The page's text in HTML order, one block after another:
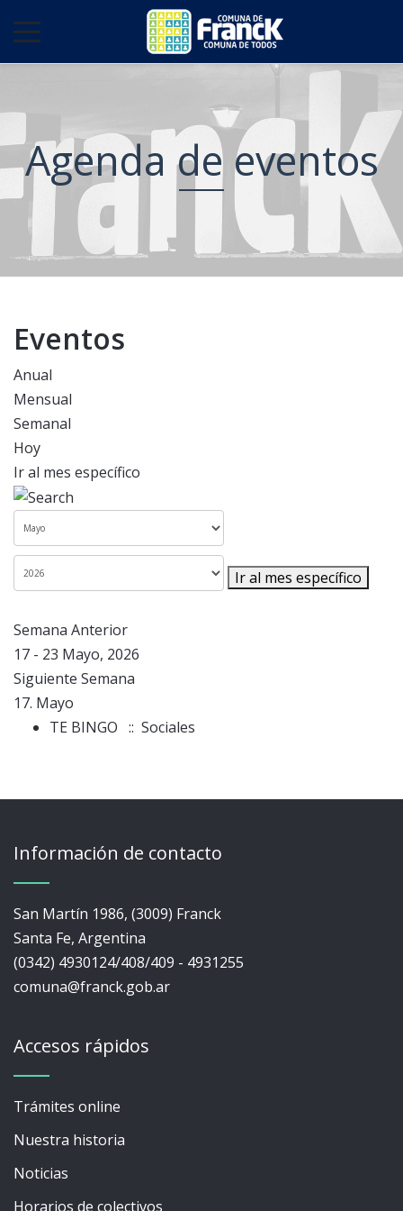
Agenda de eventos
Eventos
Anual
Mensual
Semanal
Hoy
Ir al mes específico
Ir al mes específico
Semana Anterior
17 - 23 Mayo, 2026
Siguiente Semana
17. Mayo
TE BINGO :: Sociales
Información de contacto
San Martín 1986, (3009) Franck
Santa Fe, Argentina
(0342) 4930124/408/409 - 4931255
comuna@franck.gob.ar
Accesos rápidos
Trámites online
Nuestra historia
Noticias
Horarios de colectivos